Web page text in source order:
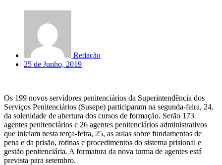
Redação
25 de Junho, 2019
Os 199 novos servidores penitenciários da Superintendência dos
Serviços Penitenciários (Susepe) participaram na segunda-feira, 24,
da solenidade de abertura dos cursos de formação. Serão 173
agentes penitenciários e 26 agentes penitenciários administrativos
que iniciam nesta terça-feira, 25, as aulas sobre fundamentos de
pena e da prisão, rotinas e procedimentos do sistema prisional e
gestão penitenciária. A formatura da nova turma de agentes está
prevista para setembro.